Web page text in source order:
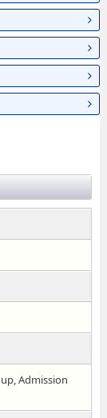
Admission